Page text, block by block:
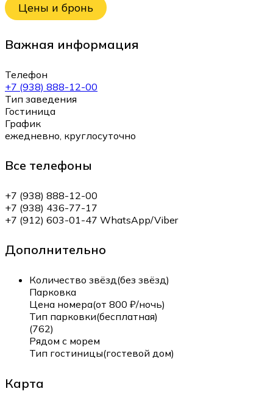
Цены и бронь
Важная информация
Телефон
+7 (938) 888-12-00
Тип заведения
Гостиница
График
ежедневно, круглосуточно
Все телефоны
+7 (938) 888-12-00
+7 (938) 436-77-17
+7 (912) 603-01-47 WhatsApp/Viber
Дополнительно
Количество звёзд(без звёзд)
Парковка
Цена номера(от 800 ₽/ночь)
Тип парковки(бесплатная)
(762)
Рядом с морем
Тип гостиницы(гостевой дом)
Карта